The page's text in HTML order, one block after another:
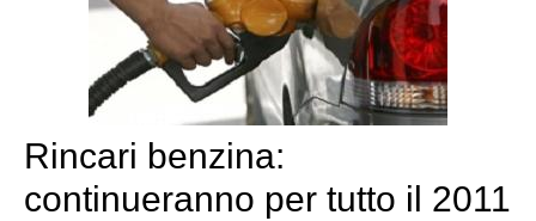
Rincari benzina:
continueranno per tutto il 2011